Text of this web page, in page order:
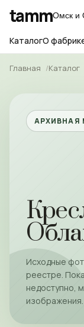
tammОмск и
КаталогО
Главная Каталог
АРХИВНАЯ
Исходные
реестре.
недоступно,
изображения.